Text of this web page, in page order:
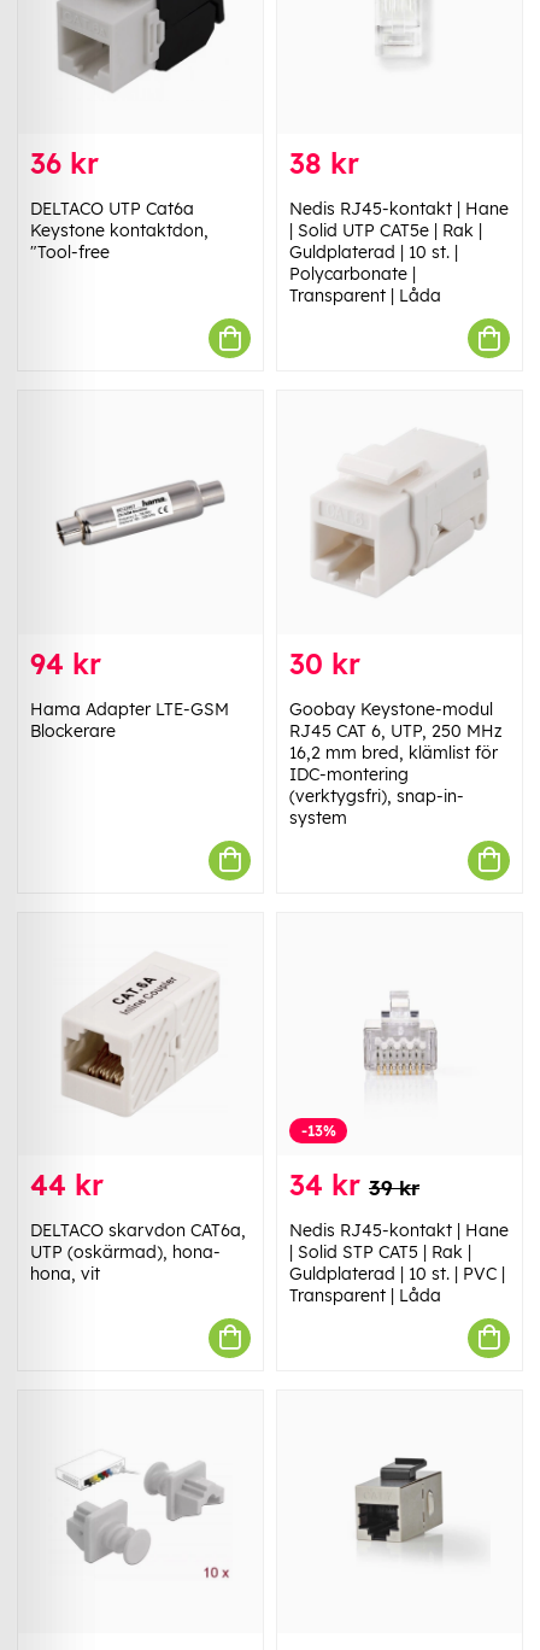
36 kr
DELTACO UTP Cat6a
Keystone kontaktdon,
"Tool-free
38 kr
Nedis RJ45-kontakt | Hane
| Solid UTP CAT5e | Rak |
Guldplaterad | 10 st. |
Polycarbonate |
Transparent | Låda
94 kr
Hama Adapter LTE-GSM
Blockerare
30 kr
Goobay Keystone-modul
RJ45 CAT 6, UTP, 250 MHz
16,2 mm bred, klämlist för
IDC-montering
(verktygsfri), snap-in-
system
44 kr
DELTACO skarvdon CAT6a,
UTP (oskärmad), hona-
hona, vit
-13%
34 kr 39 kr
Nedis RJ45-kontakt | Hane
| Solid STP CAT5 | Rak |
Guldplaterad | 10 st. | PVC |
Transparent | Låda